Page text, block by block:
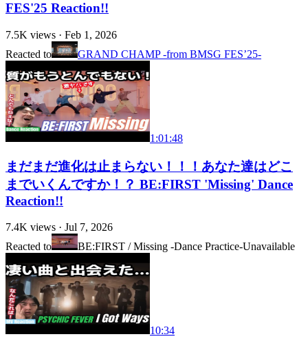
FES'25 Reaction!!
7.5K views · Feb 1, 2026
Reacted to
GRAND CHAMP -from BMSG FES’25-
1:01:48
まだまだ進化は止まらない！！！あなた達はどこ
までいくんですか！？ BE:FIRST 'Missing' Dance
Reaction!!
7.4K views · Jul 7, 2026
Reacted to
BE:FIRST / Missing -Dance Practice-Unavailable
10:34